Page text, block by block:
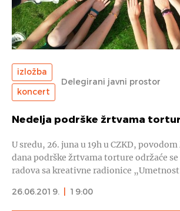
izložba
koncert
Delegirani javni prostor
Nedelja podrške žrtvama
U sredu, 26. juna u 19h u CZKD,
dana podrške žrtvama torture održaće
radova sa kreativne radionice
26.06.2019.
19:00